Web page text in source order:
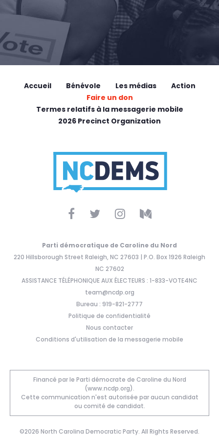
Accueil Bénévole Les médias
Action
Faire un don
Termes relatifs à la messagerie mobile
2026 Precinct Organization
Parti démocratique de Caroline du Nord
220 Hillsborough Street Raleigh, NC 27603 | P.O. Box 1926 Raleigh
NC 27602
ASSISTANCE TÉLÉPHONIQUE AUX ÉLECTEURS : 1-833-VOTE4NC
team@ncdp.org
Bureau : 919-821-2777
Politique de confidentialité
Nous contacter
Conditions d'utilisation de la messagerie mobile
Financé par le Parti démocrate de Caroline du Nord
(www.ncdp.org).
Cette communication n'est autorisée par aucun candidat
ou comité de candidat.
©2026 North Carolina Democratic Party. All Rights Reserved.